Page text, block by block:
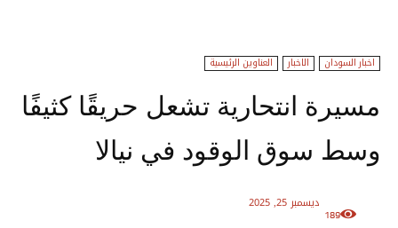
اخبار السودان الاخبار العناوين الرئيسية
مسيرة انتحارية تشعل حريقًا كثيفًا
وسط سوق الوقود في نيالا
ديسمبر 25, 2025
189